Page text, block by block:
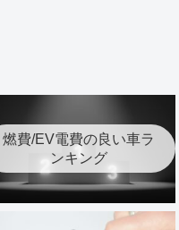
燃費/EV電費の良い車ラ
ンキング